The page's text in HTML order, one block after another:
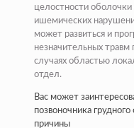
целостности оболочки
ишемических
может развиться и
незначительных травм
случаях областью
отдел.
Вас может
позвоночника
причины